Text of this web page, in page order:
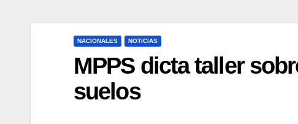
NACIONALES NOTICIAS
MPPS dicta taller
suelos